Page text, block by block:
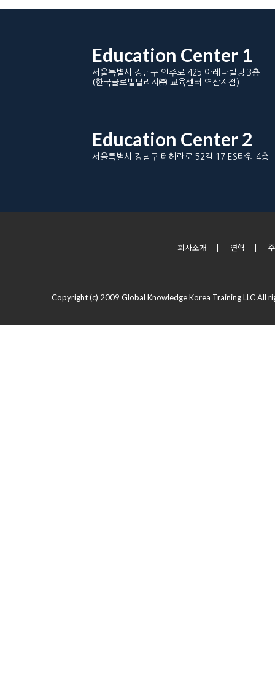
Education Center 1
서울특별시 강남구 언주로 425 아레나빌딩 3층
(한국글로벌널리지㈜ 교육센터 역삼지점)
Education Center 2
서울특별시 강남구 테헤란로 52길 17 ES타워 4층
회사소개 연혁
Copyright (c) 2009 Global Knowledge Korea Training LLC All